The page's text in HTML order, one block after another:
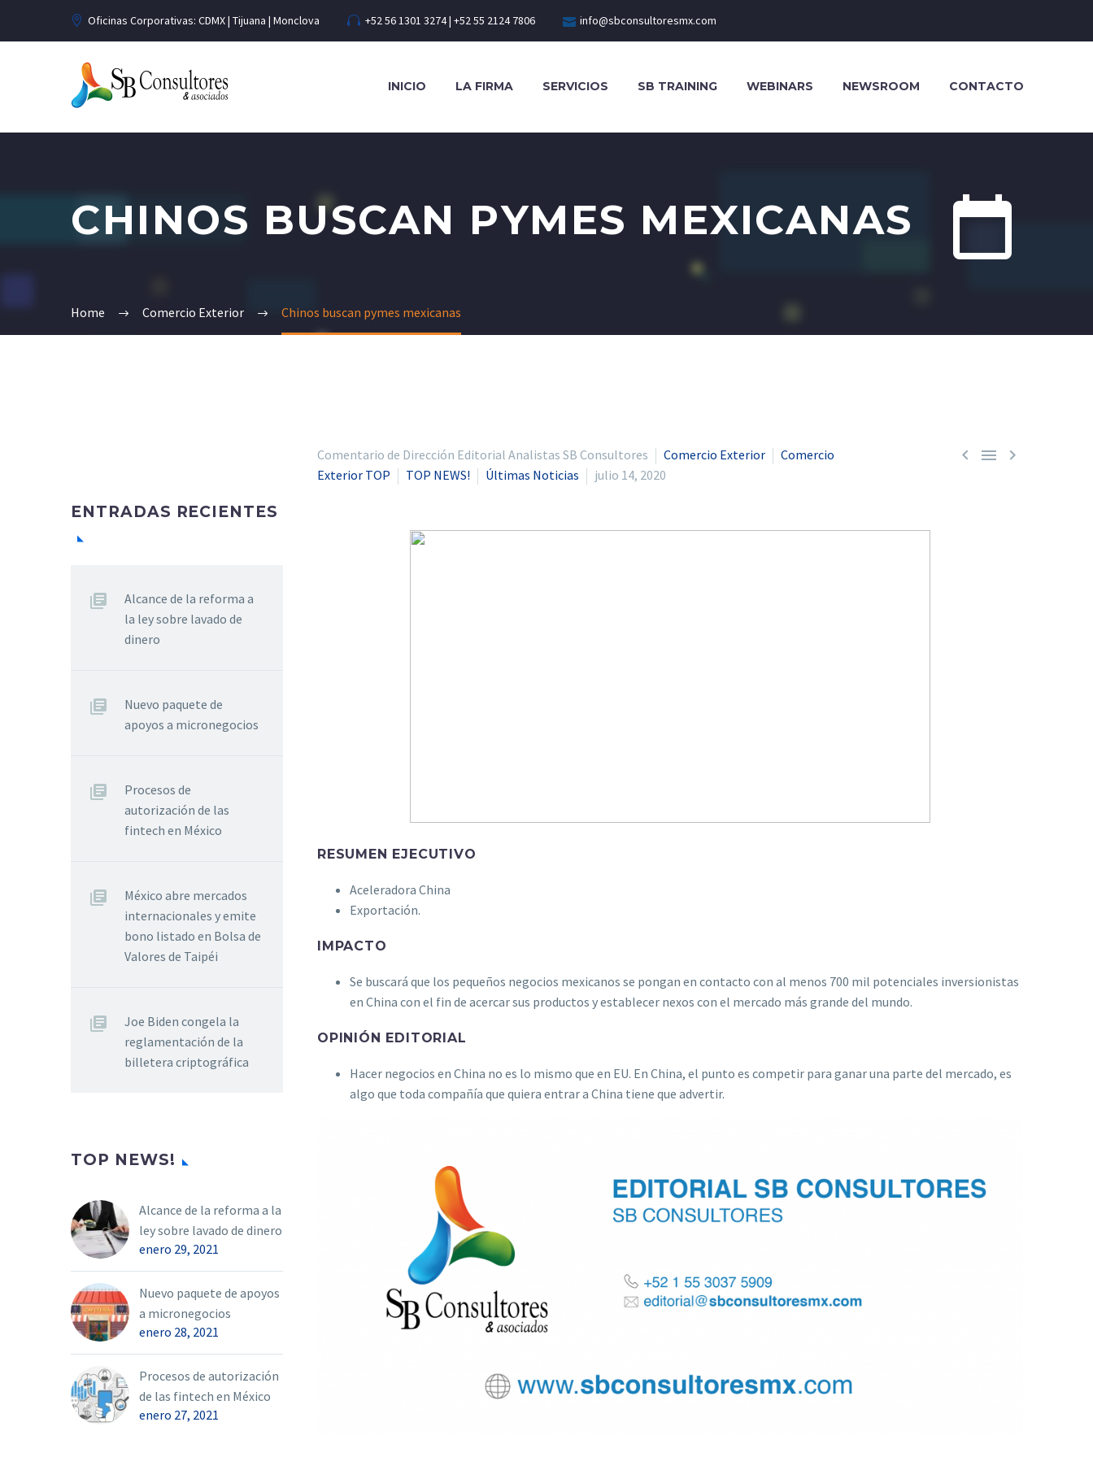
Oficinas Corporativas: CDMX | Tijuana | Monclova +52 56 1301 3274 | +52 55 2124 7806 info@sbconsultoresmx.com
INICIO LA FIRMA SERVICIOS SB TRAINING WEBINARS NEWSROOM CONTACTO


CHINOS BUSCAN PYMES MEXICANAS
Home Comercio Exterior Chinos buscan pymes mexicanas
  
Comentario de Dirección Editorial Analistas SB Consultores Comercio Exterior
Comercio
Exterior TOP
TOP NEWS! Últimas Noticias julio 14, 2020
RESUMEN EJECUTIVO
Aceleradora China
Exportación.
IMPACTO
Se buscará que los pequeños negocios mexicanos se pongan en contacto con al menos 700 mil potenciales inversionistas
en China con el fin de acercar sus productos y establecer nexos con el mercado más grande del mundo.
OPINIÓN EDITORIAL
Hacer negocios en China no es lo mismo que en EU. En China, el punto es competir para ganar una parte del mercado, es
algo que toda compañía que quiera entrar a China tiene que advertir.
ENTRADAS RECIENTES
Alcance de la reforma a
la ley sobre lavado de
dinero
Nuevo paquete de
apoyos a micronegocios
Procesos de
autorización de las
fintech en México
México abre mercados
internacionales y emite
bono listado en Bolsa de
Valores de Taipéi
Joe Biden congela la
reglamentación de la
billetera criptográfica
TOP NEWS!
Alcance de la reforma a la
ley sobre lavado de dinero
enero 29, 2021
Nuevo paquete de apoyos
a micronegocios
enero 28, 2021
Procesos de autorización
de las fintech en México
enero 27, 2021